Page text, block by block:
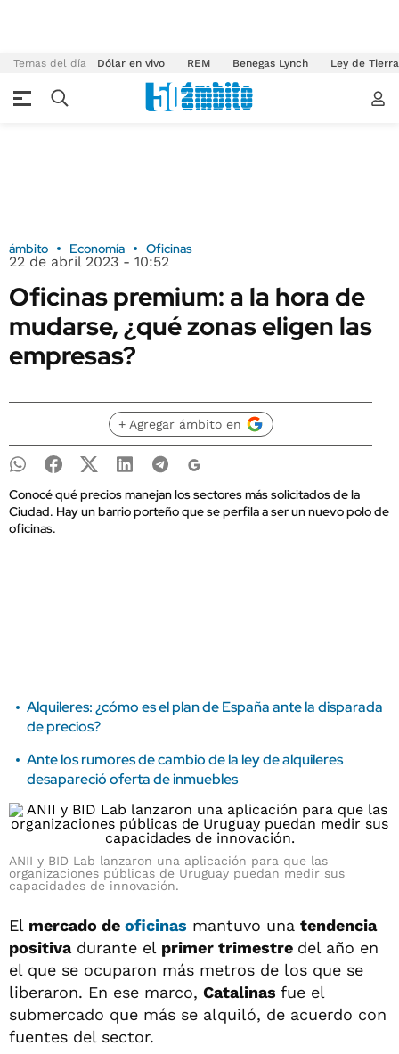
Temas del día Dólar en vivo REM Benegas Lynch Ley de
ámbito Economía Oficinas
22 de abril 2023 - 10:52
Oficinas premium: a la hora de
mudarse, ¿qué zonas eligen las
empresas?
+ Agregar ámbito en
Conocé qué precios manejan los sectores más solicitados de la
Ciudad. Hay un barrio porteño que se perfila a ser un nuevo polo de
oficinas.
Alquileres: ¿cómo es el plan de España ante la disparada
de precios?
Ante los rumores de cambio de la ley de alquileres
desapareció oferta de inmuebles
ANII y BID Lab lanzaron una aplicación para que las
organizaciones públicas de Uruguay puedan medir sus
capacidades de innovación.
El mercado de oficinas mantuvo una tendencia
positivadurante el primer trimestre del año en
el que se ocuparon más metros de los que se
liberaron. En ese marco, Catalinas fue el
submercado que más se alquiló, de acuerdo con
fuentes del sector.